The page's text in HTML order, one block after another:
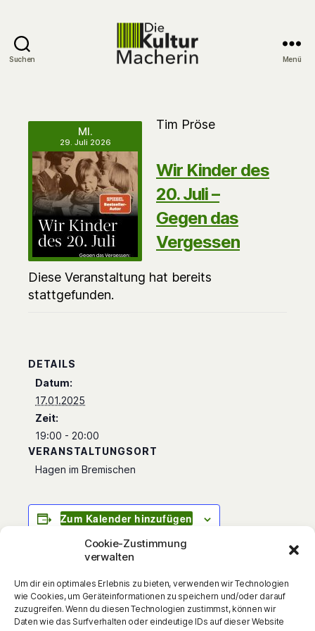
Cookie-Zustimmung
verwalten
Um dir ein optimales Erlebnis zu bieten, verwenden wir Technologien
wie Cookies, um Geräteinformationen zu speichern und/oder darauf
zuzugreifen. Wenn du diesen Technologien zustimmst, können wir
Daten wie das Surfverhalten oder eindeutige IDs auf dieser Website
Suchen Menü
MI.
29. Juli 2026
Tim Pröse
Wir Kinder des
20. Juli –
Gegen das
Vergessen
Diese Veranstaltung hat bereits
stattgefunden.
DETAILS
Datum:
17.01.2025
Zeit:
19:00 - 20:00
VERANSTALTUNGSORT
Hagen im Bremischen
Zum Kalender hinzufügen
Zum 80. Jahrestag des Kriegsendes erinnert
SPIEGEL-Bestsellerautor Tim Pröse an die